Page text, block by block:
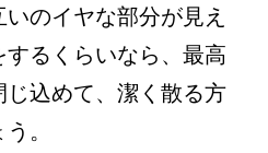
のイヤな部分が見え
るくらいなら、最高
込めて、潔く散る方
。